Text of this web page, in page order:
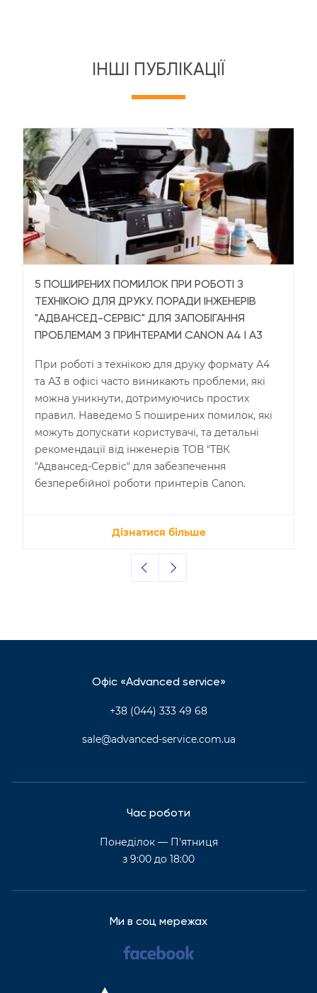
ІНШІ ПУБЛІКАЦІЇ
5 ПОШИРЕНИХ ПОМИЛОК ПРИ РОБОТІ З
ТЕХНІКОЮ ДЛЯ ДРУКУ. ПОРАДИ ІНЖЕНЕРІВ
"АДВАНСЕД-СЕРВІС" ДЛЯ ЗАПОБІГАННЯ
ПРОБЛЕМАМ З ПРИНТЕРАМИ CANON А4 І А3
При роботі з технікою для друку формату А4
та А3 в офісі часто виникають проблеми, які
можна уникнути, дотримуючись простих
правил. Наведемо 5 поширених помилок, які
можуть допускати користувачі, та детальні
рекомендації від інженерів ТОВ "ТВК
"Адвансед-Сервіс" для забезпечення
безперебійної роботи принтерів Canon.
Дізнатися більше
Офіс «Advanced service»
+38 (044) 333 49 68
sale@advanced-service.com.ua
Час роботи
Понеділок — П'ятниця
з 9:00 до 18:00
Ми в соц мережах